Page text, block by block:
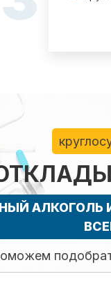
АЛКОГОЛЬ